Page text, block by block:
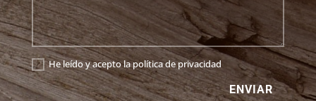
He leído y acepto la política de privacidad
ENVIAR